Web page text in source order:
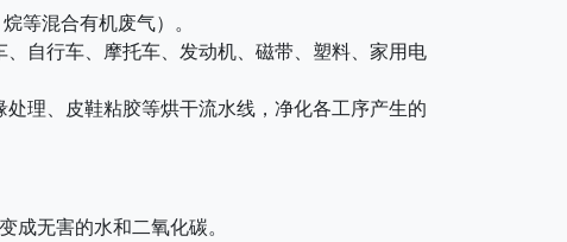
等混合有机废气）。
自行车、摩托车、发动机、磁带、塑料、家用电
理、皮鞋粘胶等烘干流水线，净化各工序产生的
无害的水和二氧化碳。